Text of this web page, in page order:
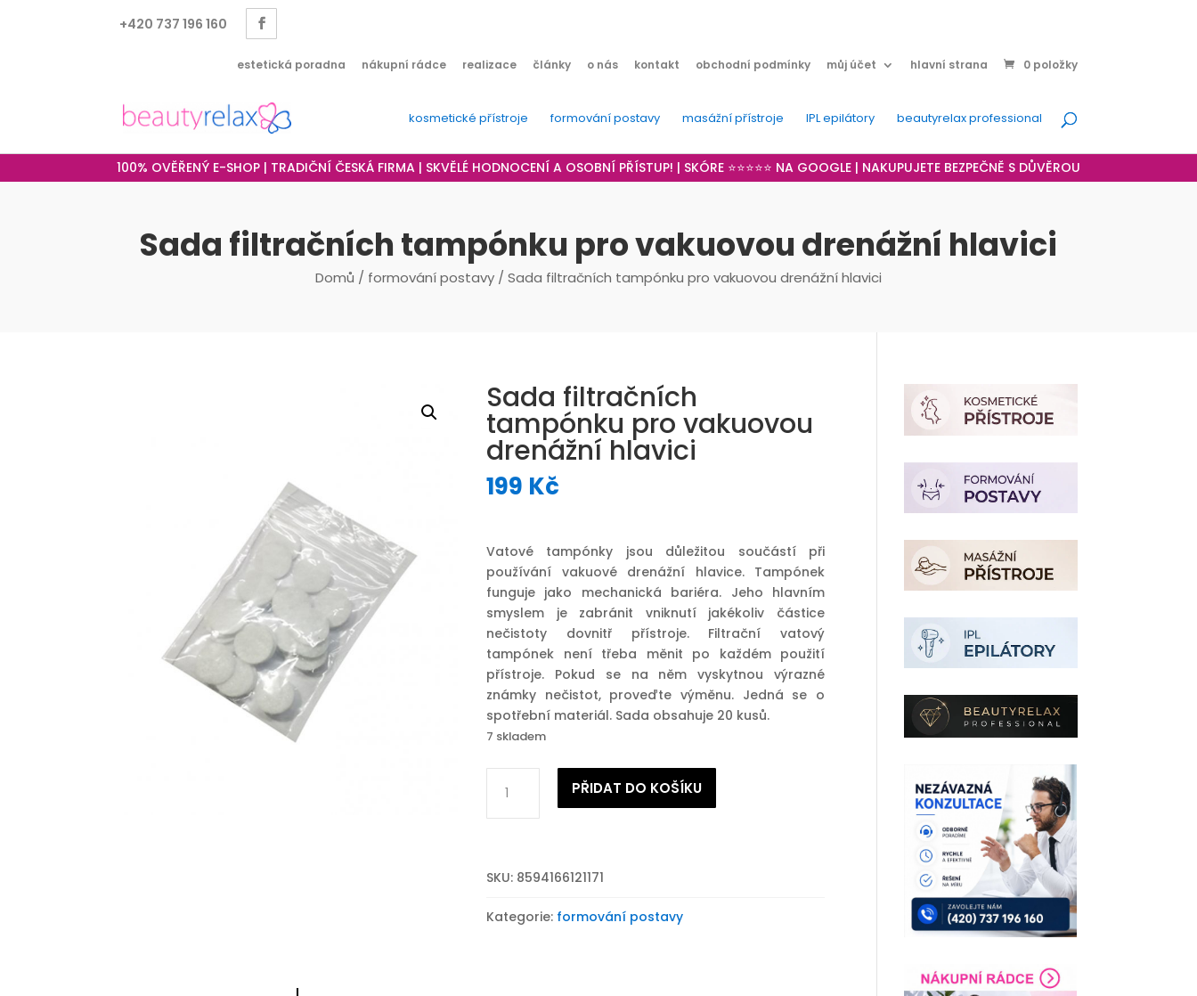
+420 737 196 160
estetická poradna nákupní rádce realizace články o nás kontakt obchodní podmínky můj účet hlavní strana 0 položky
kosmetické přístroje formování postavy masážní přístroje IPL epilátory beautyrelax professional
100% OVĚŘENÝ E-SHOP | TRADIČNÍ ČESKÁ FIRMA | SKVĚLÉ HODNOCENÍ A OSOBNÍ PŘÍSTUP! | SKÓRE ⭐⭐⭐⭐⭐ NA GOOGLE | NAKUPUJETE BEZPEČNĚ S DŮVĚROU
Sada filtračních tampónku pro vakuovou drenážní hlavici
Domů / formování postavy / Sada filtračních tampónku pro vakuovou drenážní hlavici
Sada filtračních
tampónku pro vakuovou
drenážní hlavici
199 Kč
Vatové tampónky jsou důležitou součástí při
používání vakuové drenážní hlavice. Tampónek
funguje jako mechanická bariéra. Jeho hlavním
smyslem je zabránit vniknutí jakékoliv částice
nečistoty dovnitř přístroje. Filtrační vatový
tampónek není třeba měnit po každém použití
přístroje. Pokud se na něm vyskytnou výrazné
známky nečistot, proveďte výměnu. Jedná se o
spotřební materiál. Sada obsahuje 20 kusů.
7 skladem
filtračních
tampónku
drenážní
množství
PŘIDAT DO KOŠÍKU
SKU: 8594166121171
Kategorie: formování postavy